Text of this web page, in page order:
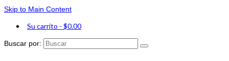
Skip to Main Content
Su carrito - $0.00
Buscar por: